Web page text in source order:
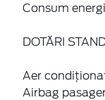
Consum
DOTĂRI
Aer
Airbag